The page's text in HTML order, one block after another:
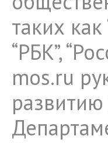
таких как
“РБК”,
mos.ru